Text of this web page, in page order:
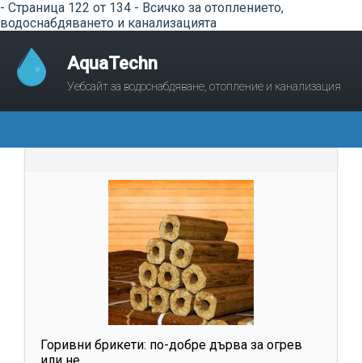
- Страница 122 от 134 - Всичко за отоплението,
водоснабдяването и канализацията
AquaTechn
Уебсайт за водоснабдяване, отопление и канализация
Горивни брикети: по-добре дърва за огрев